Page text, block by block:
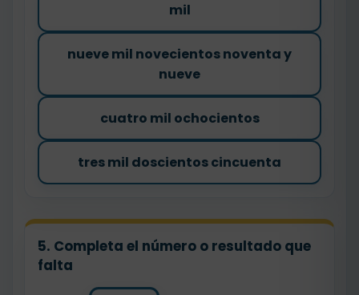
mil
nueve mil novecientos noventa y
nueve
cuatro mil ochocientos
tres mil doscientos cincuenta
5. Completa el número o resultado que
falta